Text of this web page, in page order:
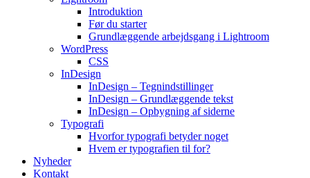
Introduktion
Før du starter
Grundlæggende arbejdsgang i Lightroom
WordPress
CSS
InDesign
InDesign – Tegnindstillinger
InDesign – Grundlæggende tekst
InDesign – Opbygning af siderne
Typografi
Hvorfor typografi betyder noget
Hvem er typografien til for?
Nyheder
Kontakt